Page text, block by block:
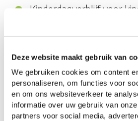
Deze website maakt gebruik van
We gebruiken cookies om content
personaliseren, om functies voor
en om ons websiteverkeer te
informatie over uw gebruik van
partners voor social media,
Kinderdagverblijf voor
4 jaar met persoonlijke
kind.
Een veilige en warme
Een vast team met
medewerkers.
2 groepen van 0-4 jaar,
Tijgers.